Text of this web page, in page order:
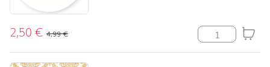
2,50€ 4,99€ Serviette